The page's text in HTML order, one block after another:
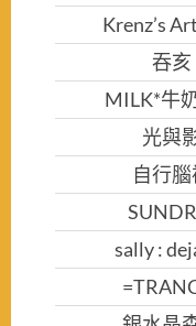
Krenz’s
吞亥
MILK*牛
光與
自行
sally :